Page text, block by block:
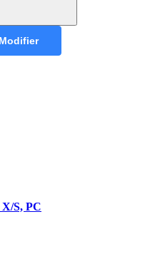
Modifier
S, PC